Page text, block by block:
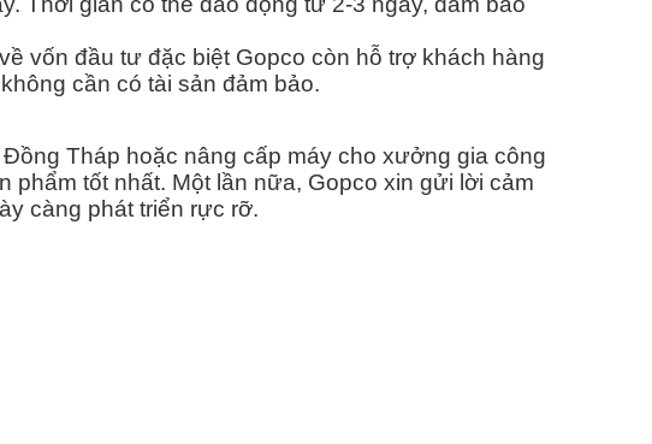
vốn đầu tư đặc biệt Gopco còn hỗ trợ khách hàng
cần có tài sản đảm bảo.
Tháp hoặc nâng cấp máy cho xưởng gia công
tốt nhất. Một lần nữa, Gopco xin gửi lời cảm
càng phát triển rực rỡ.